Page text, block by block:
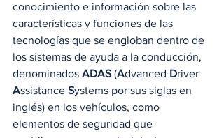
conocimiento e información sobre las
características y funciones de las
tecnologías que se engloban dentro de
los sistemas de ayuda a la conducción,
denominados ADAS (Advanced Driver
Assistance Systems por sus siglas en
inglés) en los vehículos, como
elementos de seguridad que